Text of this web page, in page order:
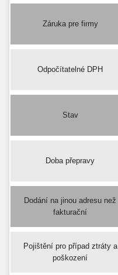
Záruka pre firmy
Odpočítatelné DPH
Stav
Doba přepravy
Dodání na jinou adresu než
fakturační
Pojištění pro případ ztráty a
poškození